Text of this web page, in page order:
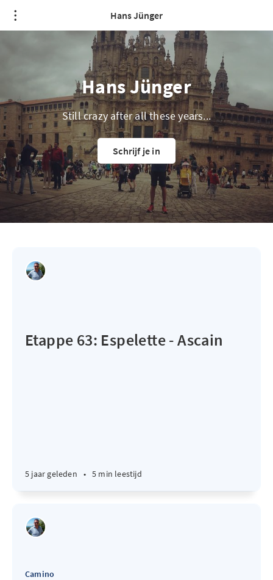
Hans Jünger
Hans Jünger
Still crazy after all these years...
Schrijf je in
Etappe 63: Espelette - Ascain
5 jaar geleden • 5 min leestijd
Camino